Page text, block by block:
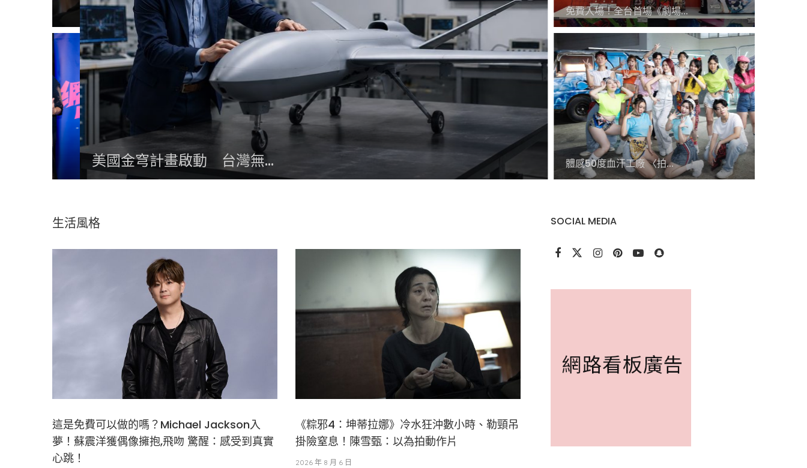
美國金穹計畫啟動 台灣無...
免費入場！全台首場《劇場...
體感50度血汗工廠 〈拍...
生活風格
這是免費可以做的嗎？Michael Jackson入
夢！蘇震洋獲偶像擁抱,飛吻 驚醒：感受到真實
心跳！
《粽邪4：坤蒂拉娜》冷水狂沖數小時、勒頸吊
掛險窒息！陳雪甄：以為拍動作片
2026 年 8 月 6 日
SOCIAL MEDIA